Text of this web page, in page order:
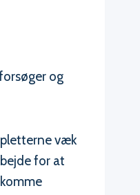
og
væk
for at